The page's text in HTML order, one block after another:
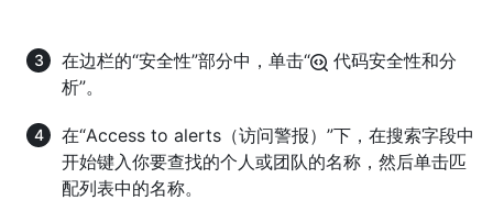
在边栏的“安全性”部分中，单击“
代码安全性和分
析”。
在“Access to alerts（访问警报）”下，在搜索字段中
开始键入你要查找的个人或团队的名称，然后单击匹
配列表中的名称。